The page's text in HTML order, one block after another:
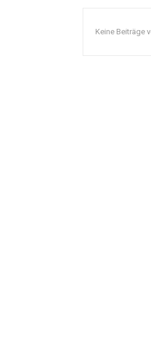
Keine Beiträge